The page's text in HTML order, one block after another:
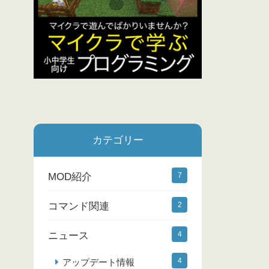
カテゴリー
MOD紹介 7
コマンド関連 2
ニュース 4
アップデート情報 4